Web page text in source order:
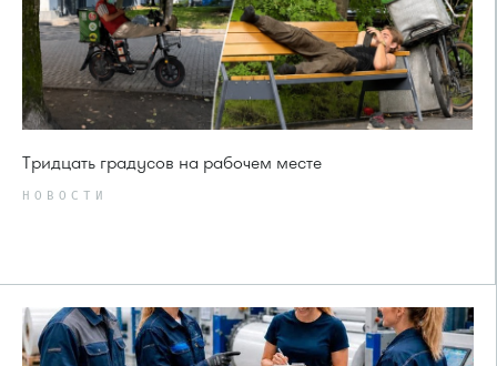
Тридцать градусов на рабочем месте
НОВОСТИ